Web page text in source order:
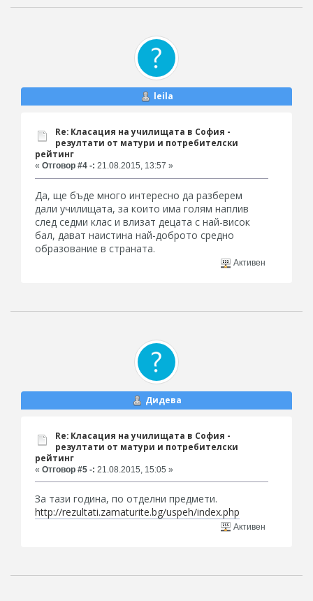
leila
Re: Класация на училищата в София -
резултати от матури и потребителски
рейтинг
« Отговор #4 -: 21.08.2015, 13:57 »
Да, ще бъде много интересно да разберем
дали училищата, за които има голям наплив
след седми клас и влизат децата с най-висок
бал, дават наистина най-доброто средно
образование в страната.
Активен
Дидева
Re: Класация на училищата в София -
резултати от матури и потребителски
рейтинг
« Отговор #5 -: 21.08.2015, 15:05 »
За тази година, по отделни предмети.
http://rezultati.zamaturite.bg/uspeh/index.php
Активен